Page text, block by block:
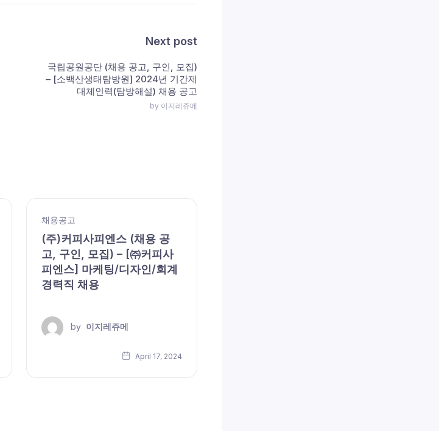
Next post
국립공원공단 (채용 공고, 구인, 모집)
– [소백산생태탐방원] 2024년 기간제
대체인력(탐방해설) 채용 공고
by 이지레쥬메
채용공고
(주)커피사피엔스 (채용 공
고, 구인, 모집) – [㈜커피사
피엔스] 마케팅/디자인/회계
경력직 채용
by 이지레쥬메
April 17, 2024